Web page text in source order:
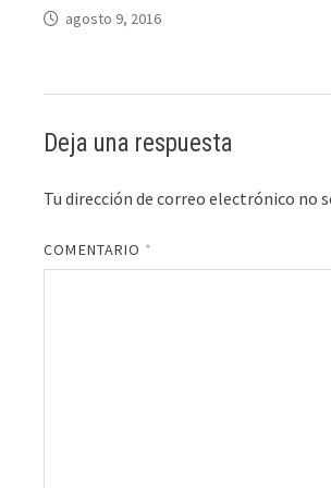
agosto 9, 2016
Deja una respuesta
Tu dirección de correo electrónico no
COMENTARIO *